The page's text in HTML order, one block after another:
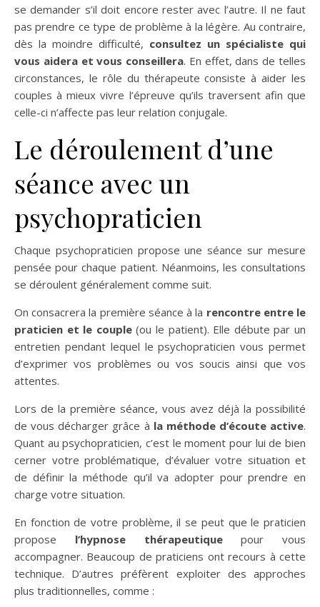
se demander s’il doit encore rester avec l’autre. Il ne faut
pas prendre ce type de problème à la légère. Au contraire,
dès la moindre difficulté, consultez un spécialiste qui
vous aidera et vous conseillera. En effet, dans de telles
circonstances, le rôle du thérapeute consiste à aider les
couples à mieux vivre l’épreuve qu’ils traversent afin que
celle-ci n’affecte pas leur relation conjugale.
Le déroulement d’une
séance avec un
psychopraticien
Chaque psychopraticien propose une séance sur mesure
pensée pour chaque patient. Néanmoins, les consultations
se déroulent généralement comme suit.
On consacrera la première séance à la rencontre entre le
praticien et le couple(ou le patient). Elle débute par un
entretien pendant lequel le psychopraticien vous permet
d’exprimer vos problèmes ou vos soucis ainsi que vos
attentes.
Lors de la première séance, vous avez déjà la possibilité
de vous décharger grâce à la méthode d’écoute active.
Quant au psychopraticien, c’est le moment pour lui de bien
cerner votre problématique, d’évaluer votre situation et
de définir la méthode qu’il va adopter pour prendre en
charge votre situation.
En fonction de votre problème, il se peut que le praticien
propose l’hypnose thérapeutiquepour vous
accompagner. Beaucoup de praticiens ont recours à cette
technique. D’autres préfèrent exploiter des approches
plus traditionnelles, comme :